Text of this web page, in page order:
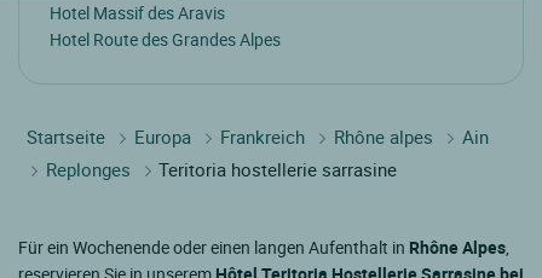
Hotel Massif des Aravis
Hotel Route des Grandes Alpes
Startseite Europa Frankreich Rhône alpes
Ain
Replonges
Teritoria hostellerie sarrasine
Für ein Wochenende oder einen langen Aufenthalt in Rhône Alpes,